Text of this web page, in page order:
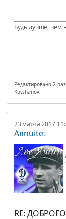
Будь лучше, чем
Редактировано 2
Kovshanov.
23 марта 2017
Annuitet
RE: